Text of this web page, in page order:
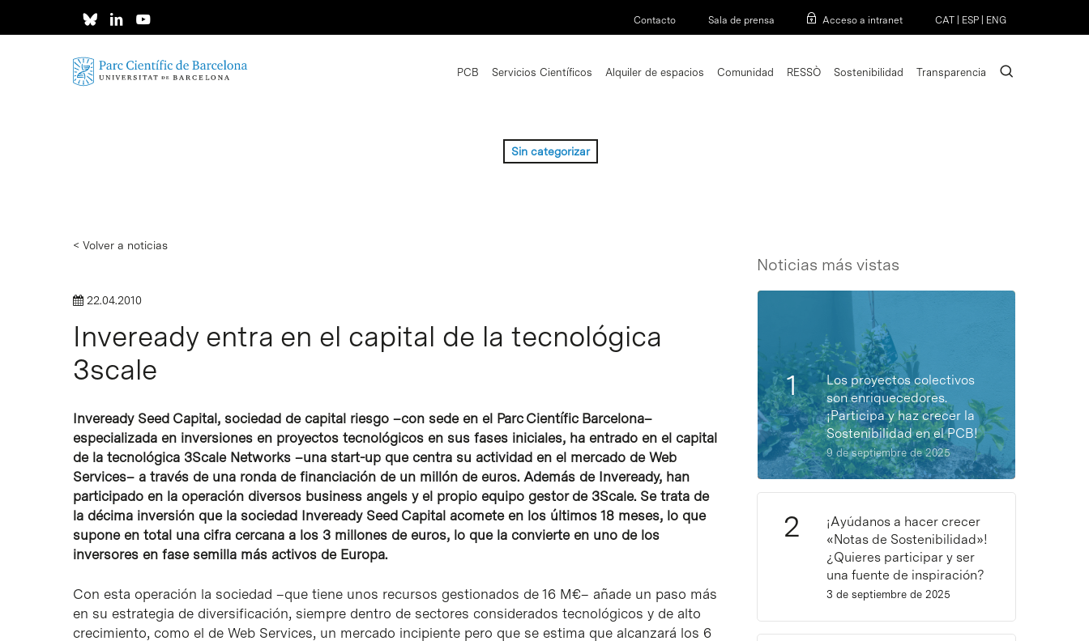
Contacto Sala de prensa Acceso a intranet CAT ESP ENG
Intro para buscar o ESC per cerrar
PCB Servicios Científicos Alquiler de espacios Comunidad RESSÒ Sostenibilidad Transparencia search
Sin categorizar
< Volver a noticias
22.04.2010
Inveready entra en el capital de la tecnológica
3scale
Inveready Seed Capital, sociedad de capital riesgo –con sede en el Parc Científic Barcelona–
especializada en inversiones en proyectos tecnológicos en sus fases iniciales, ha entrado en el capital
de la tecnológica 3Scale Networks –una start-up que centra su actividad en el mercado de Web
Services– a través de una ronda de financiación de un millón de euros. Además de Inveready, han
participado en la operación diversos business angels y el propio equipo gestor de 3Scale. Se trata de
la décima inversión que la sociedad Inveready Seed Capital acomete en los últimos 18 meses, lo que
supone en total una cifra cercana a los 3 millones de euros, lo que la convierte en uno de los
inversores en fase semilla más activos de Europa.
Con esta operación la sociedad –que tiene unos recursos gestionados de 16 M€– añade un paso más
en su estrategia de diversificación, siempre dentro de sectores considerados tecnológicos y de alto
crecimiento, como el de Web Services, un mercado incipiente pero que se estima que alcanzará los 6
Noticias más vistas
Los proyectos colectivos
son enriquecedores.
¡Participa y haz crecer la
Sostenibilidad en el PCB!
9 de septiembre de 2025
¡Ayúdanos a hacer crecer
«Notas de Sostenibilidad»!
¿Quieres participar y ser
una fuente de inspiración?
3 de septiembre de 2025